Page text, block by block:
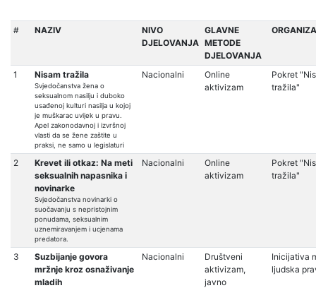
# NAZIV
NIVO
DJELOVANJA
GLAVNE
METODE
DJELOVANJA
1 Nisam tražila
Svjedočanstva žena o
seksualnom nasilju i duboko
usađenoj kulturi nasilja u kojoj
je muškarac uvijek u pravu.
Apel zakonodavnoj i izvršnoj
vlasti da se žene zaštite u
praksi, ne samo u legislaturi
Nacionalni
Online
aktivizam
Pokret
tražila"
2
Krevet ili otkaz: Na meti
seksualnih napasnika i
novinarke
Svjedočanstva novinarki o
suočavanju s nepristojnim
ponudama, seksualnim
uznemiravanjem i ucjenama
predatora.
Nacionalni
Online
aktivizam
Pokret
tražila"
3
Suzbijanje govora
mržnje kroz osnaživanje
mladih
Nacionalni
Društveni
aktivizam,
javno
Inicijativa
ljudska